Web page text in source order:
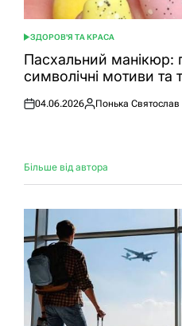
ОПУБЛІКУВАТИ
У
ЗДОРОВ'Я ТА КРАСА
Пасхальний манікюр:
символічні мотиви та
Оприлюднено
04.06.2026
Опубліковано
Понька Святослав
Більше від автора